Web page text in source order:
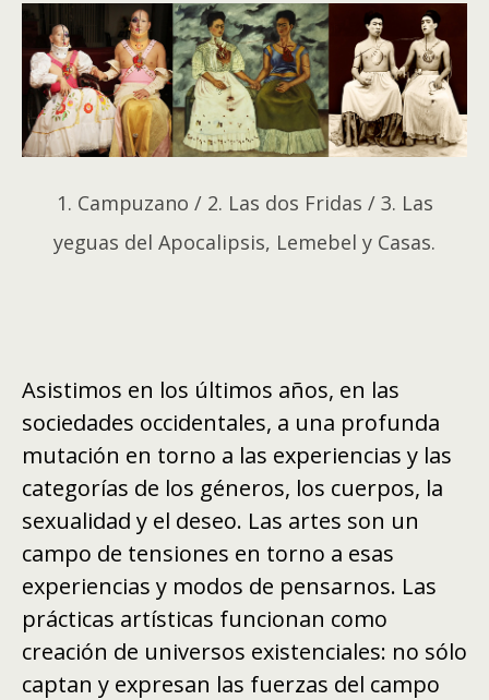
1. Campuzano / 2. Las dos Fridas / 3. Las
yeguas del Apocalipsis, Lemebel y Casas.
Asistimos en los últimos años, en las
sociedades occidentales, a una profunda
mutación en torno a las experiencias y las
categorías de los géneros, los cuerpos, la
sexualidad y el deseo. Las artes son un
campo de tensiones en torno a esas
experiencias y modos de pensarnos. Las
prácticas artísticas funcionan como
creación de universos existenciales: no sólo
captan y expresan las fuerzas del campo